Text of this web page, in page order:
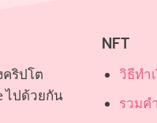
คริปโต
ไปด้วยกัน
NFT
วิธีทำ
รวมค